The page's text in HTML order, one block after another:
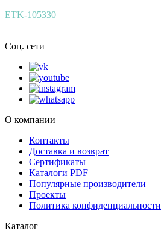
ETK-105330
Соц. сети
О компании
Контакты
Доставка и возврат
Сертификаты
Каталоги PDF
Популярные производители
Проекты
Политика конфиденциальности
Каталог